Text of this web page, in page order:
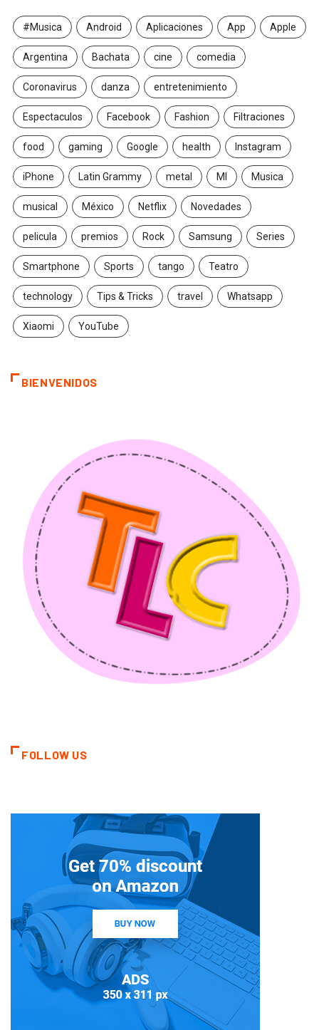
#Musica Android Aplicaciones App Apple
Argentina Bachata cine comedia
Coronavirus danza entretenimiento
Espectaculos Facebook Fashion Filtraciones
food gaming Google health Instagram
iPhone Latin Grammy metal MI Musica
musical México Netflix Novedades
pelicula premios Rock Samsung Series
Smartphone Sports tango Teatro
technology Tips & Tricks travel Whatsapp
Xiaomi YouTube
BIENVENIDOS
FOLLOW US